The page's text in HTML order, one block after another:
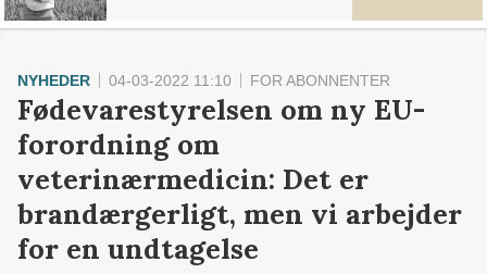
NYHEDER 04-03-2022 11:10 FOR ABONNENTER
Fødevarestyrelsen om ny EU-
forordning om
veterinærmedicin: Det er
brandærgerligt, men vi arbejder
for en undtagelse